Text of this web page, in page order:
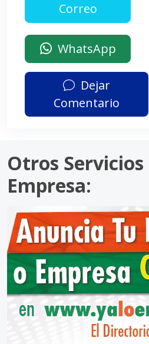
WhatsApp
Dejar
Comentario
Otros
Empresa: